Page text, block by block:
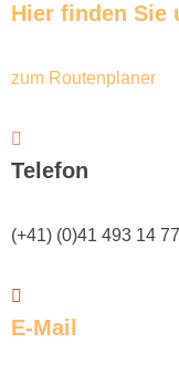
Hier finden Sie
zum Routenplaner
Telefon
(+41) (0)41 493 14 77
E-Mail